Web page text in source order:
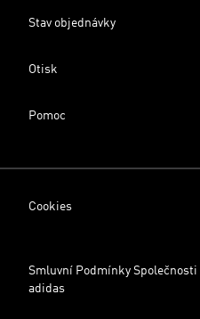
Stav objednávky
Otisk
Pomoc
Cookies
Smluvní Podmínky Společnosti
adidas